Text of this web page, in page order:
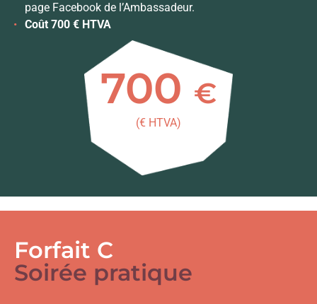
page Facebook de l’Ambassadeur.
Coût 700 € HTVA
700 €
(€ HTVA)
Forfait C
Soirée pratique